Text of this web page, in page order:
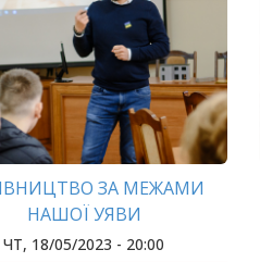
ЗА МЕЖАМИ
НАШОЇ УЯВИ
ЧТ, 18/05/2023 - 20:00